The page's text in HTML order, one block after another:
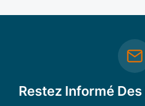
Restez Informé